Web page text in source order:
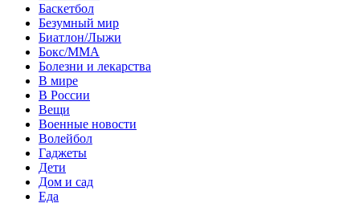
Баскетбол
Безумный мир
Биатлон/Лыжи
Бокс/MMA
Болезни и лекарства
В мире
В России
Вещи
Военные новости
Волейбол
Гаджеты
Дети
Дом и сад
Еда